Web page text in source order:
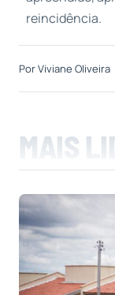
reincidência.
PorViviane Oliveira
MAIS